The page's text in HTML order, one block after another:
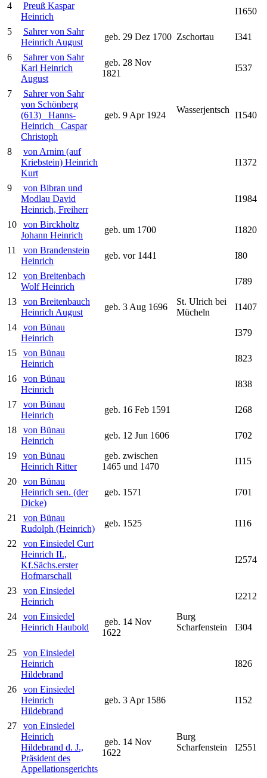
4
Preuß Kaspar
Heinrich
I1650
5
Sahrer von Sahr
Heinrich August
geb. 29 Dez 1700 Zschortau
I341
6
Sahrer von Sahr
Karl Heinrich
August
geb. 28 Nov
1821
I537
7
Sahrer von Sahr
von Schönberg
(613) _Hanns-
Heinrich_ Caspar
Christoph
geb. 9 Apr 1924
Wasserjentsch
I1540
8
von Arnim (auf
Kriebstein) Heinrich
Kurt
I1372
9
von Bibran und
Modlau David
Heinrich, Freiherr
I1984
10
von Birckholtz
Johann Heinrich
geb. um 1700
I1820
11
von Brandenstein
Heinrich
geb. vor 1441
I80
12
von Breitenbach
Wolf Heinrich
I789
13
von Breitenbauch
Heinrich August
geb. 3 Aug 1696
St. Ulrich bei
Mücheln
I1407
14
von Bünau
Heinrich
I379
15
von Bünau
Heinrich
I823
16
von Bünau
Heinrich
I838
17
von Bünau
Heinrich
geb. 16 Feb 1591
I268
18
von Bünau
Heinrich
geb. 12 Jun 1606
I702
19
von Bünau
Heinrich Ritter
geb. zwischen
1465 und 1470
I115
20
von Bünau
Heinrich sen. (der
Dicke)
geb. 1571 I701
21
von Bünau
Rudolph (Heinrich)
geb. 1525
I116
22
von Einsiedel Curt
Heinrich II.,
Kf.Sächs.erster
Hofmarschall
I2574
23
von Einsiedel
Heinrich
I2212
24
von Einsiedel
Heinrich Haubold
geb. 14 Nov
1622
Burg
Scharfenstein
I304
25
von Einsiedel
Heinrich
Hildebrand
I826
26
von Einsiedel
Heinrich
Hildebrand
geb. 3 Apr 1586 I152
27
von Einsiedel
Heinrich
Hildebrand d. J.,
Präsident des
Appellationsgerichts
geb. 14 Nov
1622
Burg
Scharfenstein
I2551